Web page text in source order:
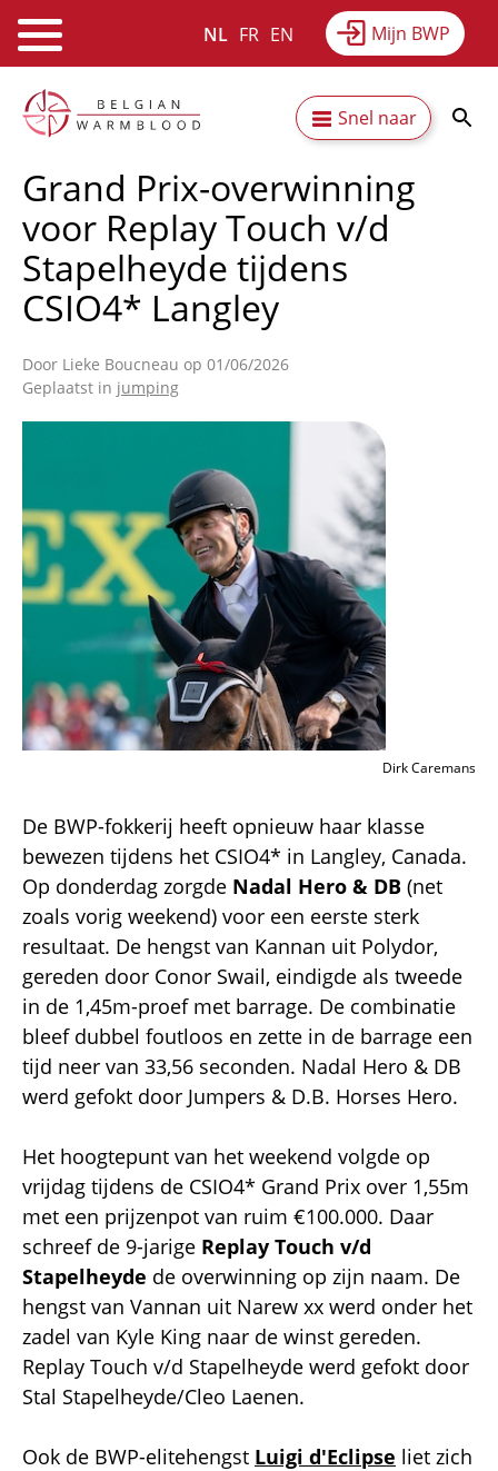
Overslaan
inhoud
gaan
Mijn BWP
NL FR EN
Secundaire
navigatie
Webshop Nieuws
Snel naar
Grand Prix-overwinning
voor Replay Touch v/d
Stapelheyde tijdens
CSIO4* Langley
Door Lieke Boucneau op 01/06/2026
Geplaatst in jumping
Dirk Caremans
De BWP-fokkerij heeft opnieuw haar klasse
bewezen tijdens het CSIO4* in Langley, Canada.
Op donderdag zorgde Nadal Hero & DB (net
zoals vorig weekend) voor een eerste sterk
resultaat. De hengst van Kannan uit Polydor,
gereden door Conor Swail, eindigde als tweede
in de 1,45m-proef met barrage. De combinatie
bleef dubbel foutloos en zette in de barrage een
tijd neer van 33,56 seconden. Nadal Hero & DB
werd gefokt door Jumpers & D.B. Horses Hero.
Het hoogtepunt van het weekend volgde op
vrijdag tijdens de CSIO4* Grand Prix over 1,55m
met een prijzenpot van ruim €100.000. Daar
schreef de 9-jarige Replay Touch v/d
Stapelheyde de overwinning op zijn naam. De
hengst van Vannan uit Narew xx werd onder het
zadel van Kyle King naar de winst gereden.
Replay Touch v/d Stapelheyde werd gefokt door
Stal Stapelheyde/Cleo Laenen.
Ook de BWP-elitehengst Luigi d'Eclipse liet zich